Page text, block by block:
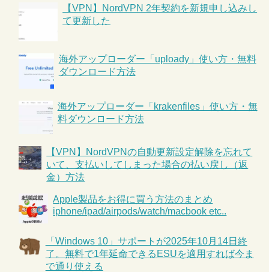
【VPN】NordVPN 2年契約を新規申し込みし
て更新した
海外アップローダー「uploady」使い方・無料
ダウンロード方法
海外アップローダー「krakenfiles」使い方・無
料ダウンロード方法
【VPN】NordVPNの自動更新設定解除を忘れて
いて、支払いしてしまった場合の払い戻し（返
金）方法
Apple製品をお得に買う方法のまとめ
iphone/ipad/airpods/watch/macbook etc..
「Windows 10」サポートが2025年10月14日終
了。無料で1年延命できるESUを適用すれば今ま
で通り使える